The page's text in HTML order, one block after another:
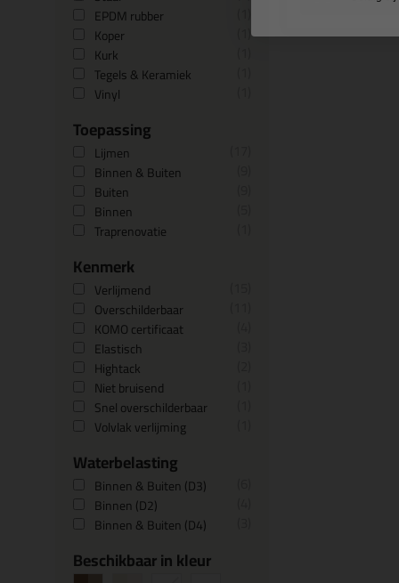
EPDM rubber
Koper
Kurk
Tegels & Keramiek
Vinyl
Toepassing
Lijmen
Binnen & Buiten
Buiten
Binnen
Traprenovatie
Kenmerk
Verlijmend
Overschilderbaar
KOMO certificaat
Elastisch
Hightack
Niet bruisend
Snel overschilderbaar
Volvlak verlijming
Waterbelasting
Binnen & Buiten (D3)
Binnen (D2)
Binnen & Buiten (D4)
Beschikbaar in kleur